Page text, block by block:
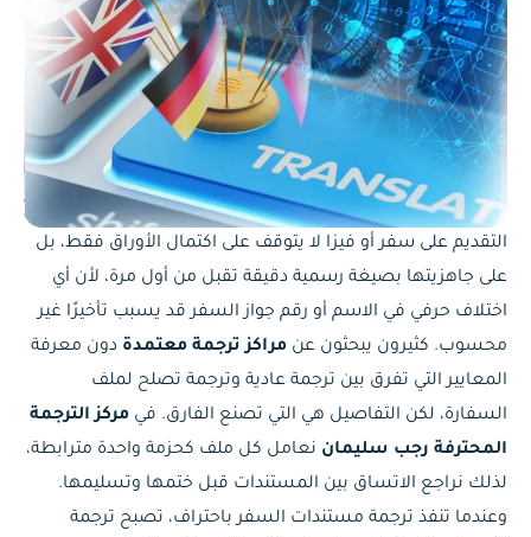
التقديم على سفر أو فيزا لا يتوقف على اكتمال الأوراق فقط، بل
على جاهزيتها بصيغة رسمية دقيقة تقبل من أول مرة، لأن أي
اختلاف حرفي في الاسم أو رقم جواز السفر قد يسبب تأخيرًا غير
محسوب. كثيرون يبحثون عن مراكز ترجمة معتمدة دون معرفة
المعايير التي تفرق بين ترجمة عادية وترجمة تصلح لملف
السفارة، لكن التفاصيل هي التي تصنع الفارق. في مركز الترجمة
المحترفة رجب سليمان نعامل كل ملف كحزمة واحدة مترابطة،
لذلك نراجع الاتساق بين المستندات قبل ختمها وتسليمها.
وعندما تنفذ ترجمة مستندات السفر باحتراف، تصبح ترجمة